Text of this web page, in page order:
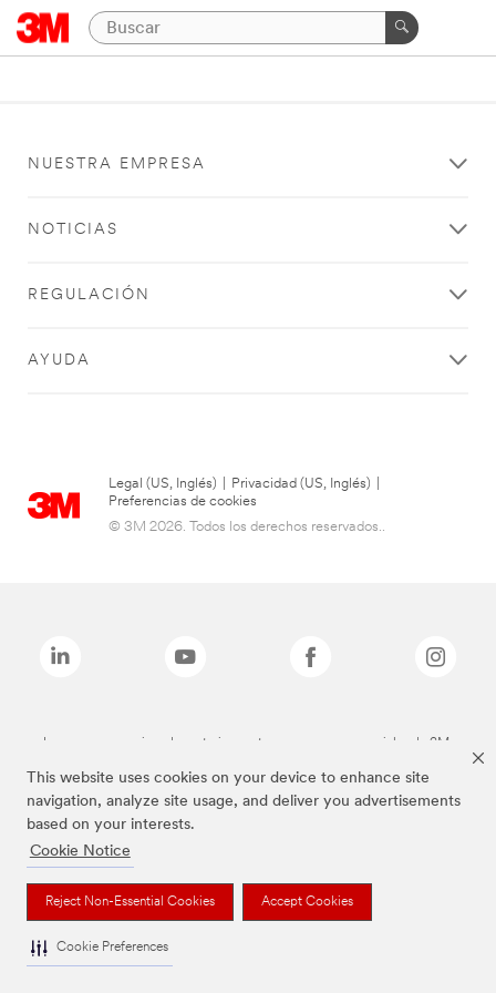
This website uses cookies on your device to enhance site
navigation, analyze site usage, and deliver you advertisements
based on your interests.
Cookie Notice
Reject Non-Essential Cookies Accept Cookies
Cookie Preferences
NUESTRA EMPRESA
NOTICIAS
REGULACIÓN
AYUDA
Legal (US, Inglés) Privacidad (US, Inglés)
Preferencias de cookies
© 3M 2026. Todos los derechos reservados..
Las marcas mencionadas anteriormente son marcas comerciales de 3M.